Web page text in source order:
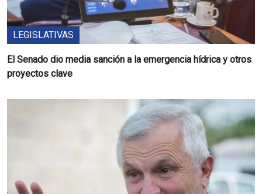
LEGISLATIVAS
El Senado dio media sanción a la emergencia hídrica y otros
proyectos clave